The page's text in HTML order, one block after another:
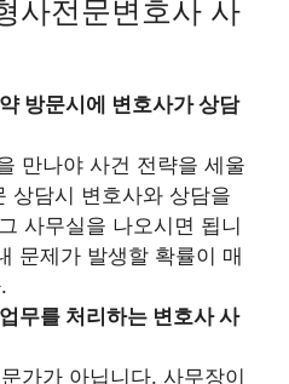
사전문변호사 사
방문시에 변호사가 상담
만나야 사건 전략을 세울
상담시 변호사와 상담을
사무실을 나오시면 됩니
문제가 발생할 확률이 매
무를 처리하는 변호사 사
가가 아닙니다. 사무장이